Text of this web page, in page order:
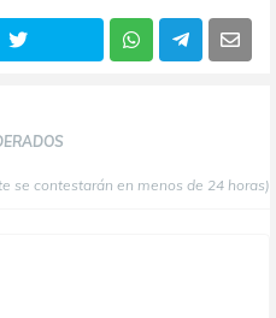
se contestarán en menos de 24 horas)